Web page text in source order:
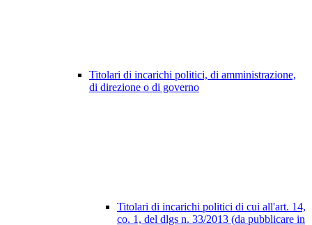
Titolari di incarichi politici, di amministrazione,
di direzione o di governo
Titolari di incarichi politici di cui all'art. 14,
co. 1, del dlgs n. 33/2013 (da pubblicare in